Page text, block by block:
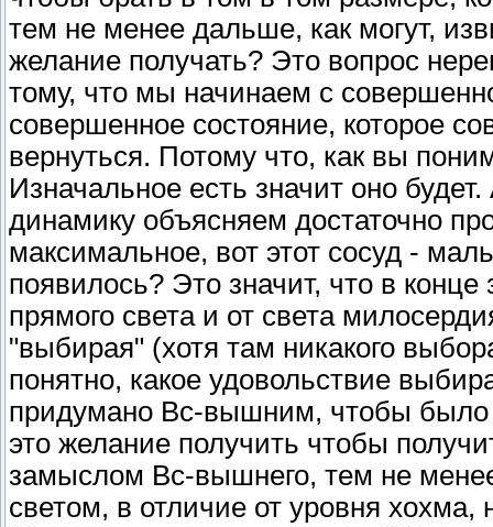
тем не менее дальше, как могут,
желание получать? Это вопрос
тому, что мы начинаем с
совершенное состояние, которое
вернуться. Потому что, как вы
Изначальное есть значит оно
динамику объясняем достаточно
максимальное, вот этот сосуд -
появилось? Это значит, что в конце
прямого света и от света
"выбирая" (хотя там никакого
понятно, какое удовольствие
придумано Вс-вышним, чтобы было
это желание получить чтобы
замыслом Вс-вышнего, тем не
светом, в отличие от уровня